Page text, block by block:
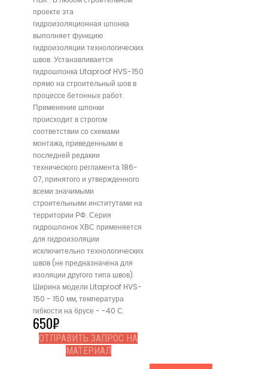
проекте эта
гидроизоляционная шпонка
выполняет функцию
гидроизоляции технологических
швов. Устанавливается
гидрошпонка Litaproof HVS-150
прямо на строительный шов в
процессе бетонных работ.
Применение шпонки
происходит в строгом
соответствии со схемами
монтажа, приведенными в
последней редакии
технического регламента 186-
07, принятого и утвержденного
всеми значимыми
строительными институтами на
территории РФ. Серия
гидрошпонок ХВС применяется
для гидроизоляции
исключительно технологических
швов (не предназначена для
изоляции другого типа швов).
Ширина модели Litaproof HVS-
150 - 150 мм, температура
гибкости на брусе - -40 С.
650₽
ОТПРАВИТЬ ЗАПРОС НА
МАТЕРИАЛ